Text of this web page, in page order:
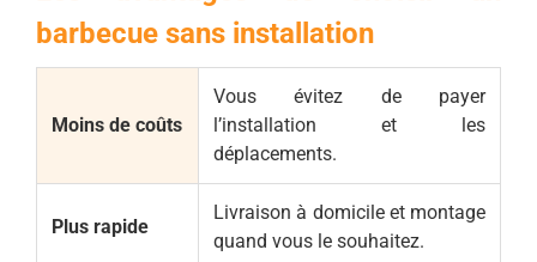
barbecue sans installation
Moins de coûts
Vous évitez de payer
l’installation et les
déplacements.
Plus rapide
Livraison à domicile et montage
quand vous le souhaitez.